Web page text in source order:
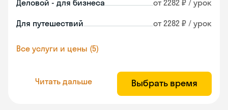
Деловой - для бизнеса от 2282 ₽ / урок
Для путешествий от 2282 ₽ / урок
Все услуги и цены (5)
Читать дальше Выбрать время